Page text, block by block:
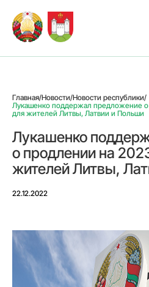
Главная/Новости/Новости республики/
Лукашенко поддержал предложение о
для жителей Литвы, Латвии и Польши
Лукашенко
о продлении на
жителей Литвы,
22.12.2022